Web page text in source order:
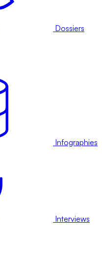
Dossiers
Infographies
Interviews